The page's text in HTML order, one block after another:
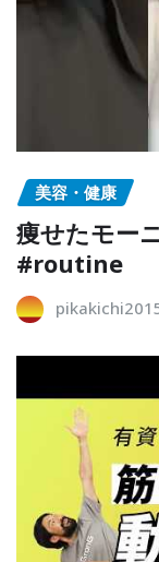
美容・健康
痩せたモー
#routine